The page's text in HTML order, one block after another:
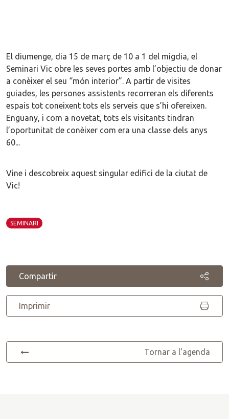
El diumenge, dia 15 de març de 10 a 1 del migdia, el
Seminari Vic obre les seves portes amb l’objectiu de donar
a conèixer el seu “món interior”. A partir de visites
guiades, les persones assistents recorreran els diferents
espais tot coneixent tots els serveis que s’hi ofereixen.
Enguany, i com a novetat, tots els visitants tindran
l’oportunitat de conèixer com era una classe dels anys
60...
Vine i descobreix aquest singular edifici de la ciutat de
Vic!
SEMINARI
Compartir
Imprimir
Tornar a l'agenda